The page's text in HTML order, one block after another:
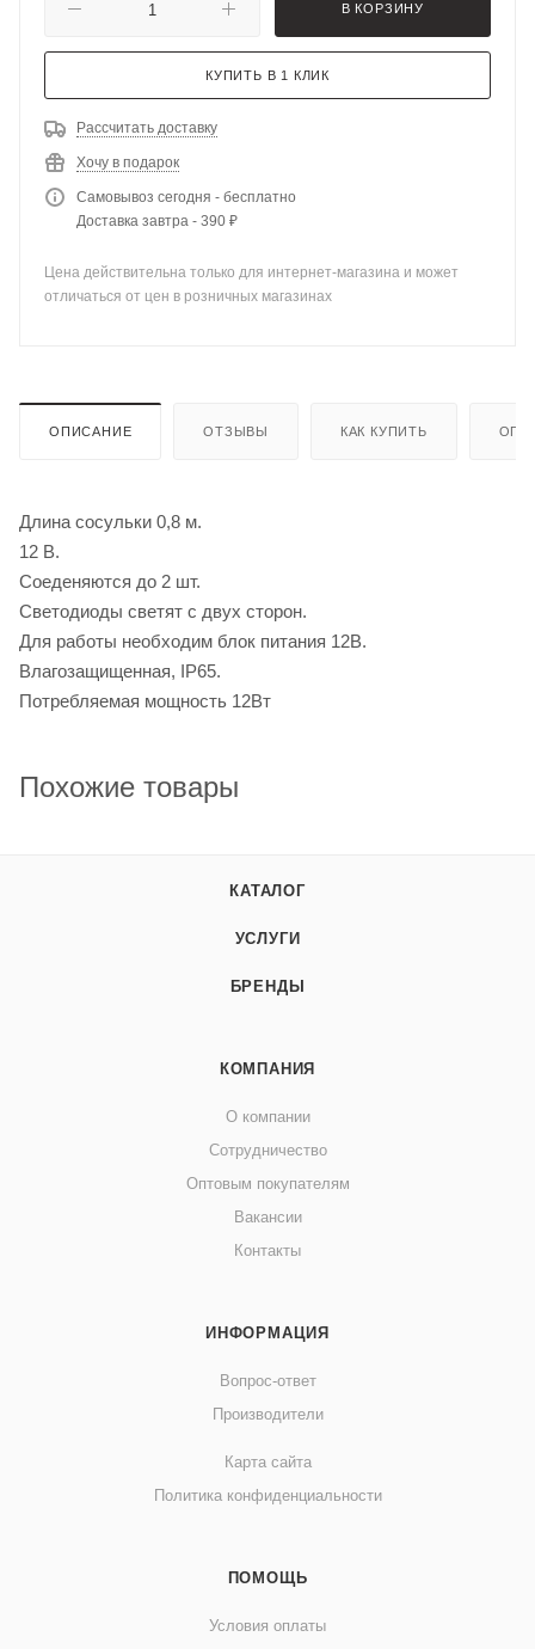
В КОРЗИНУ
КУПИТЬ В 1 КЛИК
Рассчитать доставку
Хочу в подарок
Самовывоз сегодня - бесплатно
Доставка завтра - 390 ₽
Цена действительна только для интернет-магазина и может
отличаться от цен в розничных магазинах
ОПИСАНИЕ ОТЗЫВЫ КАК КУПИТЬ
Длина сосульки 0,8 м.
12 В.
Соеденяются до 2 шт.
Светодиоды светят с двух сторон.
Для работы необходим блок питания 12В.
Влагозащищенная, IP65.
Потребляемая мощность 12Вт
Похожие товары
КАТАЛОГ
УСЛУГИ
БРЕНДЫ
КОМПАНИЯ
О компании
Сотрудничество
Оптовым покупателям
Вакансии
Контакты
ИНФОРМАЦИЯ
Вопрос-ответ
Производители
Карта сайта
Политика конфиденциальности
ПОМОЩЬ
Условия оплаты